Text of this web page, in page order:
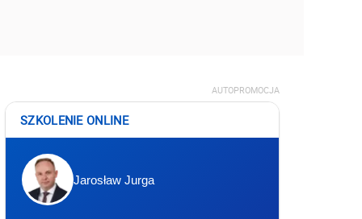
AUTOPROMOCJA
SZKOLENIE ONLINE
Jarosław Jurga